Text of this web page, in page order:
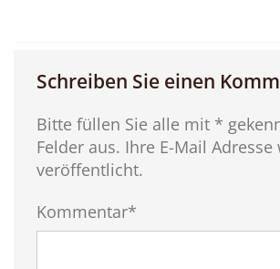
Schreiben Sie einen
Bitte füllen Sie alle mit *
Felder aus. Ihre E-Mail
veröffentlicht.
Kommentar*